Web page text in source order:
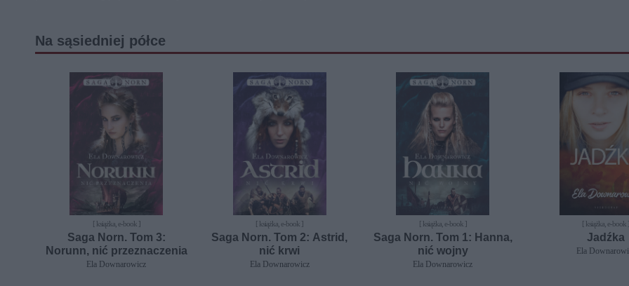
Na sąsiedniej półce
[ książka, e-book ]
Saga Norn. Tom 3:
Norunn, nić przeznaczenia
Ela Downarowicz
[ książka, e-book ]
Saga Norn. Tom 2: Astrid,
nić krwi
Ela Downarowicz
[ książka, e-book ]
Saga Norn. Tom 1: Hanna,
nić wojny
Ela Downarowicz
[ książka, e-book ]
Jadźka
Ela